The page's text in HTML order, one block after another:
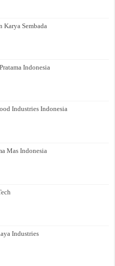
Karya Sembada
Indonesia
Industries Indonesia
Mas Indonesia
Industries